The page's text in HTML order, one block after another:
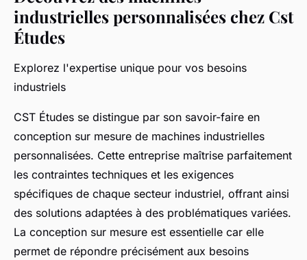
industrielles personnalisées chez Cst
Études
Explorez l'expertise unique pour vos besoins
industriels
CST Études se distingue par son savoir-faire en
conception sur mesure de machines industrielles
personnalisées. Cette entreprise maîtrise parfaitement
les contraintes techniques et les exigences
spécifiques de chaque secteur industriel, offrant ainsi
des solutions adaptées à des problématiques variées.
La conception sur mesure est essentielle car elle
permet de répondre précisément aux besoins